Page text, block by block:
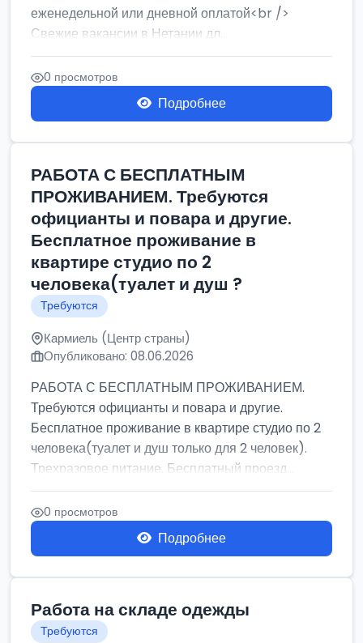
еженедельной или дневной оплатой<br />
Свежие вакансии в Нетании дл...
0 просмотров
Подробнее
РАБОТА С БЕСПЛАТНЫМ
ПРОЖИВАНИЕМ. Требуются
официанты и повара и другие.
Бесплатное проживание в
квартире студио по 2
человека(туалет и душ ?
Требуются
Кармиель (Центр страны)
Опубликовано: 08.06.2026
РАБОТА С БЕСПЛАТНЫМ ПРОЖИВАНИЕМ.
Требуются официанты и повара и другие.
Бесплатное проживание в квартире студио по 2
человека(туалет и душ только для 2 человек).
Трехразовое питание. Бесплатный проезд...
0 просмотров
Подробнее
Работа на складе одежды
Требуются